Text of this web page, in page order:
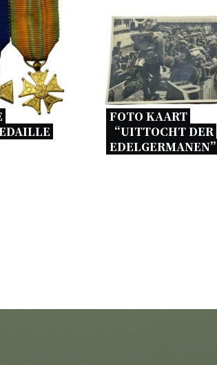
FOTO KAART
“UITTOCHT DER
EDELGERMANEN”